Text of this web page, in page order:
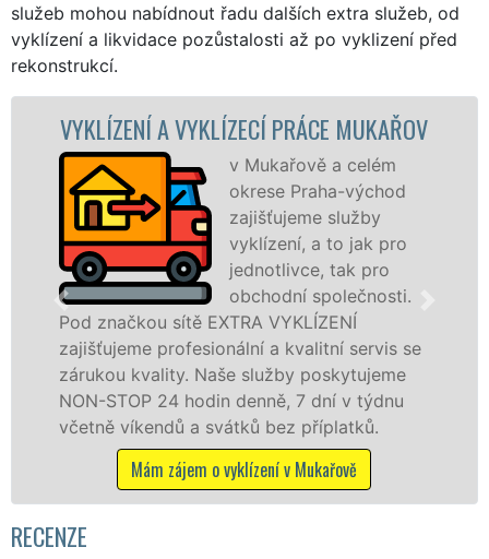
služeb mohou nabídnout řadu dalších extra služeb, od
vyklízení a likvidace pozůstalosti až po vyklizení před
rekonstrukcí.
A VYKLÍZECÍ PRÁCE MUKAŘOV
v Mukařově a celém
okrese Praha-východ
zajišťujeme služby
vyklízení, a to jak pro
jednotlivce, tak pro
obchodní společnosti.
sítě EXTRA VYKLÍZENÍ
profesionální a kvalitní servis se
Naše služby poskytujeme
24 hodin denně, 7 dní v týdnu
a svátků bez příplatků.
Mám zájem o vyklízení v Mukařově
službu jak
osobám
práce, a
RECENZE